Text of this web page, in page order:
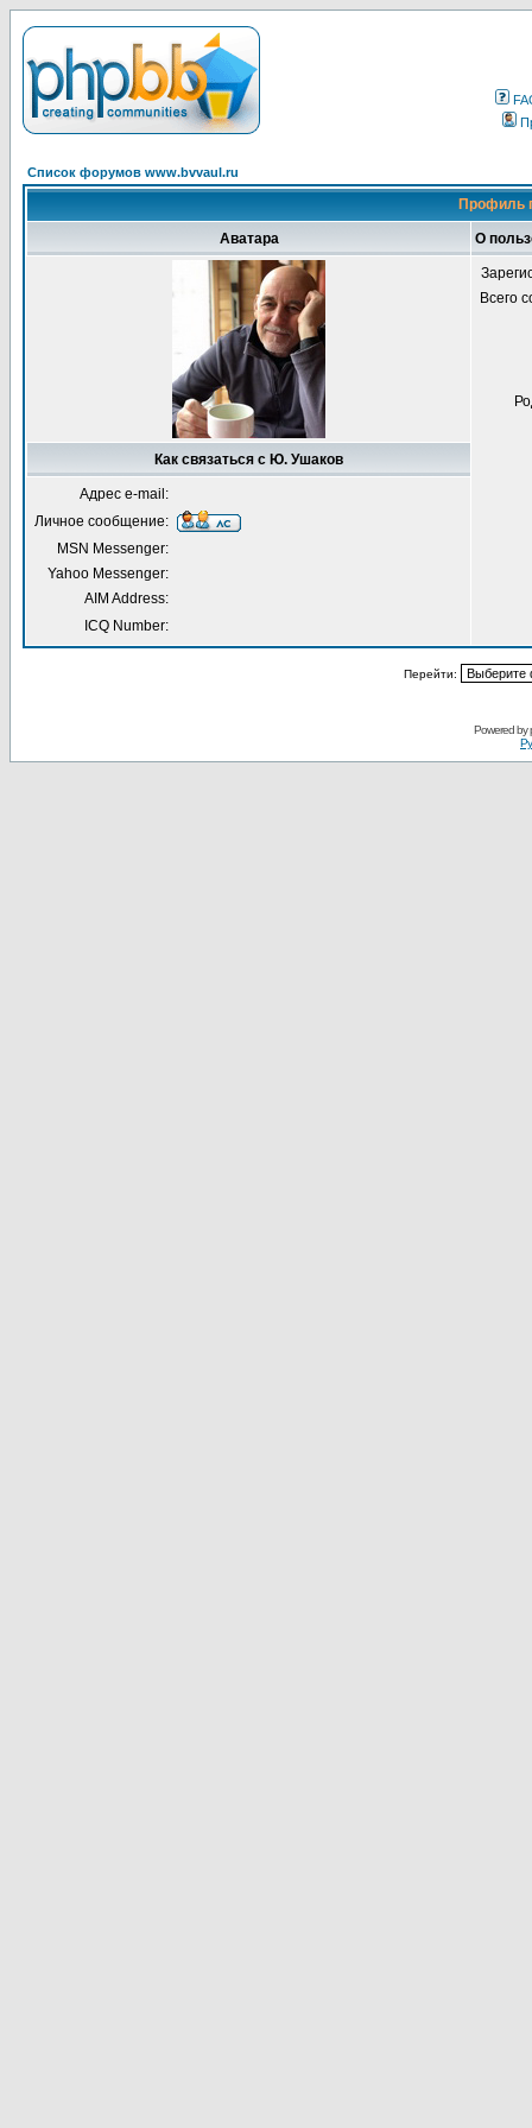
Список форумов www.bvvaul.ru
Профиль
Аватара О
Всего
Как связаться с Ю. Ушаков
Адрес e-mail:
Личное сообщение:
MSN Messenger:
Yahoo Messenger:
AIM Address:
ICQ Number:
Перейти:
Powered by